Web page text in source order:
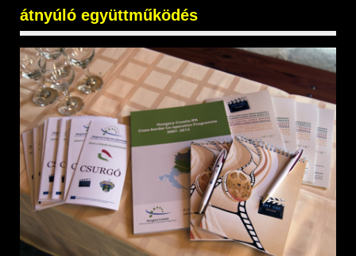
átnyúló együttműködés